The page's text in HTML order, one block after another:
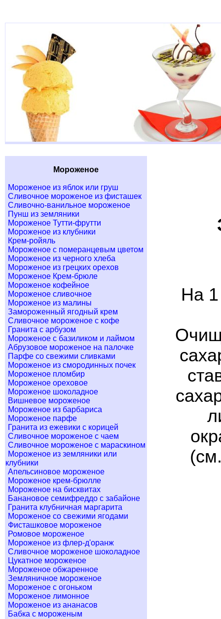
Мороженое
Мороженое из яблок или груш
Сливочное мороженое из фисташек
Сливочно-ванильное мороженое
Пунш из земляники
Мороженое Тутти-фрутти
Мороженое из клубники
Крем-ройяль
Мороженое с померанцевым цветом
Мороженое из черного хлеба
Мороженое из грецких орехов
Мороженое Крем-брюле
Мороженое кофейное
Мороженое сливочное
Мороженое из малины
Замороженный ягодный крем
Сливочное мороженое с кофе
Гранита с арбузом
Мороженое с базиликом и лаймом
Абрузовое мороженое на палочке
Парфе со свежими сливками
Мороженое из смородинных почек
Мороженое пломбир
Мороженое ореховое
Мороженое шоколадное
Вишневое мороженое
Мороженое из барбариса
Мороженое парфе
Гранита из ежевики с корицей
Сливочное мороженое с чаем
Сливочное мороженое с мараскином
Мороженое из земляники или
клубники
Апельсиновое мороженое
Мороженое крем-брюлле
Мороженое на бисквитах
Банановое семифреддо с забайоне
Гранита клубничная маргарита
Мороженое со свежими ягодами
Фисташковое мороженое
Ромовое мороженое
Мороженое из флер-д'оранж
Сливочное мороженое шоколадное
Цукатное мороженое
Мороженое обжаренное
Земляничное мороженое
Мороженое с огоньком
Мороженое лимонное
Мороженое из ананасов
Бабка с мороженым
На